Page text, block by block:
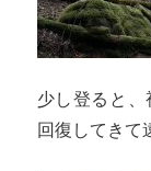
少し登ると
回復してきて